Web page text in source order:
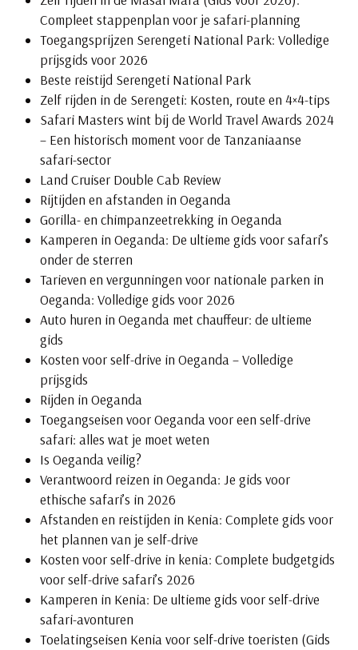
Compleet stappenplan voor je safari-planning
Toegangsprijzen Serengeti National Park: Volledige
prijsgids voor 2026
Beste reistijd Serengeti National Park
Zelf rijden in de Serengeti: Kosten, route en 4×4-tips
Safari Masters wint bij de World Travel Awards 2024
– Een historisch moment voor de Tanzaniaanse
safari-sector
Land Cruiser Double Cab Review
Rijtijden en afstanden in Oeganda
Gorilla- en chimpanzeetrekking in Oeganda
Kamperen in Oeganda: De ultieme gids voor safari’s
onder de sterren
Tarieven en vergunningen voor nationale parken in
Oeganda: Volledige gids voor 2026
Auto huren in Oeganda met chauffeur: de ultieme
gids
Kosten voor self-drive in Oeganda – Volledige
prijsgids
Rijden in Oeganda
Toegangseisen voor Oeganda voor een self-drive
safari: alles wat je moet weten
Is Oeganda veilig?
Verantwoord reizen in Oeganda: Je gids voor
ethische safari’s in 2026
Afstanden en reistijden in Kenia: Complete gids voor
het plannen van je self-drive
Kosten voor self-drive in kenia: Complete budgetgids
voor self-drive safari’s 2026
Kamperen in Kenia: De ultieme gids voor self-drive
safari-avonturen
Toelatingseisen Kenia voor self-drive toeristen (Gids